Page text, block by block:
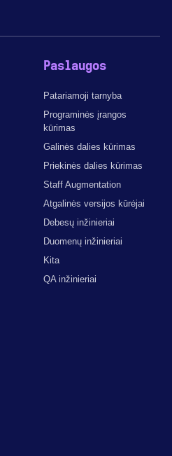
Paslaugos
Patariamoji tarnyba
Programinės įrangos
kūrimas
Galinės dalies kūrimas
Priekinės dalies kūrimas
Staff Augmentation
Atgalinės versijos kūrėjai
Debesų inžinieriai
Duomenų inžinieriai
Kita
QA inžinieriai